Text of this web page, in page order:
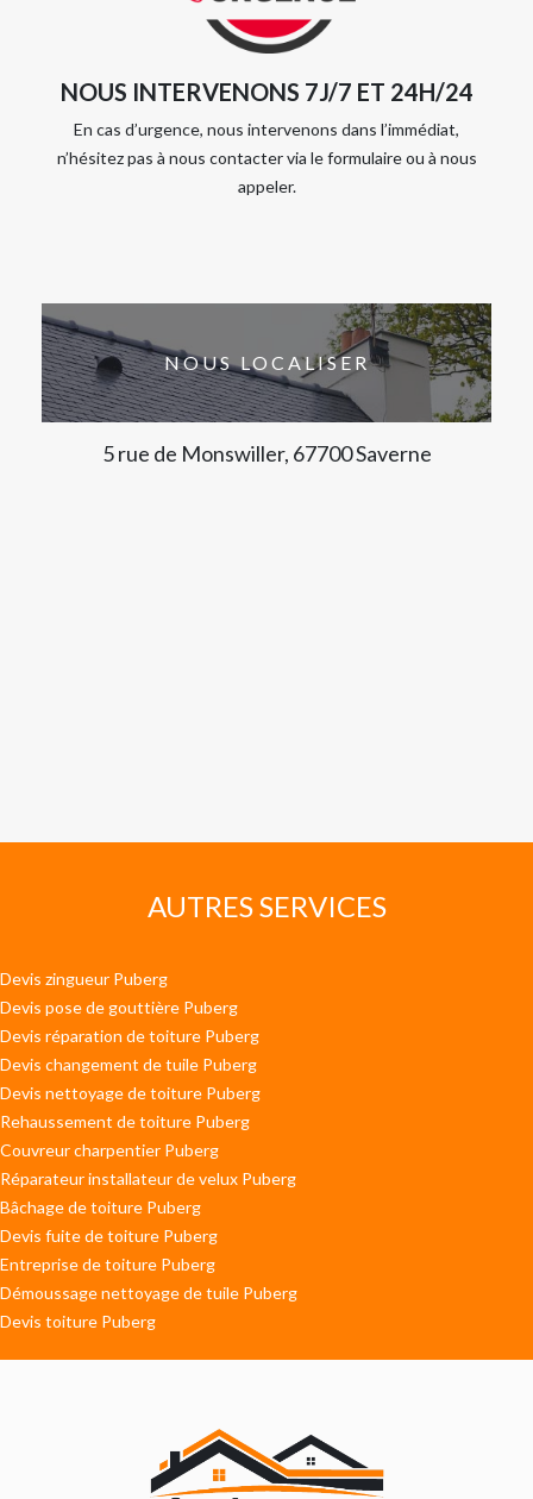
NOUS INTERVENONS 7J/7 ET 24H/24
En cas d’urgence, nous intervenons dans l’immédiat,
n’hésitez pas à nous contacter via le formulaire ou à nous
appeler.
NOUS LOCALISER
5 rue de Monswiller, 67700 Saverne
AUTRES SERVICES
Devis zingueur Puberg
Devis pose de gouttière Puberg
Devis réparation de toiture Puberg
Devis changement de tuile Puberg
Devis nettoyage de toiture Puberg
Rehaussement de toiture Puberg
Couvreur charpentier Puberg
Réparateur installateur de velux Puberg
Bâchage de toiture Puberg
Devis fuite de toiture Puberg
Entreprise de toiture Puberg
Démoussage nettoyage de tuile Puberg
Devis toiture Puberg